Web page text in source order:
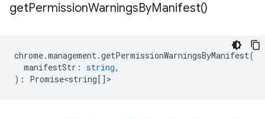
getPermissionWarningsByManifest()
chrome.management.getPermissionWarningsByManifest(
manifestStr : string,
) : Promise<string[]>